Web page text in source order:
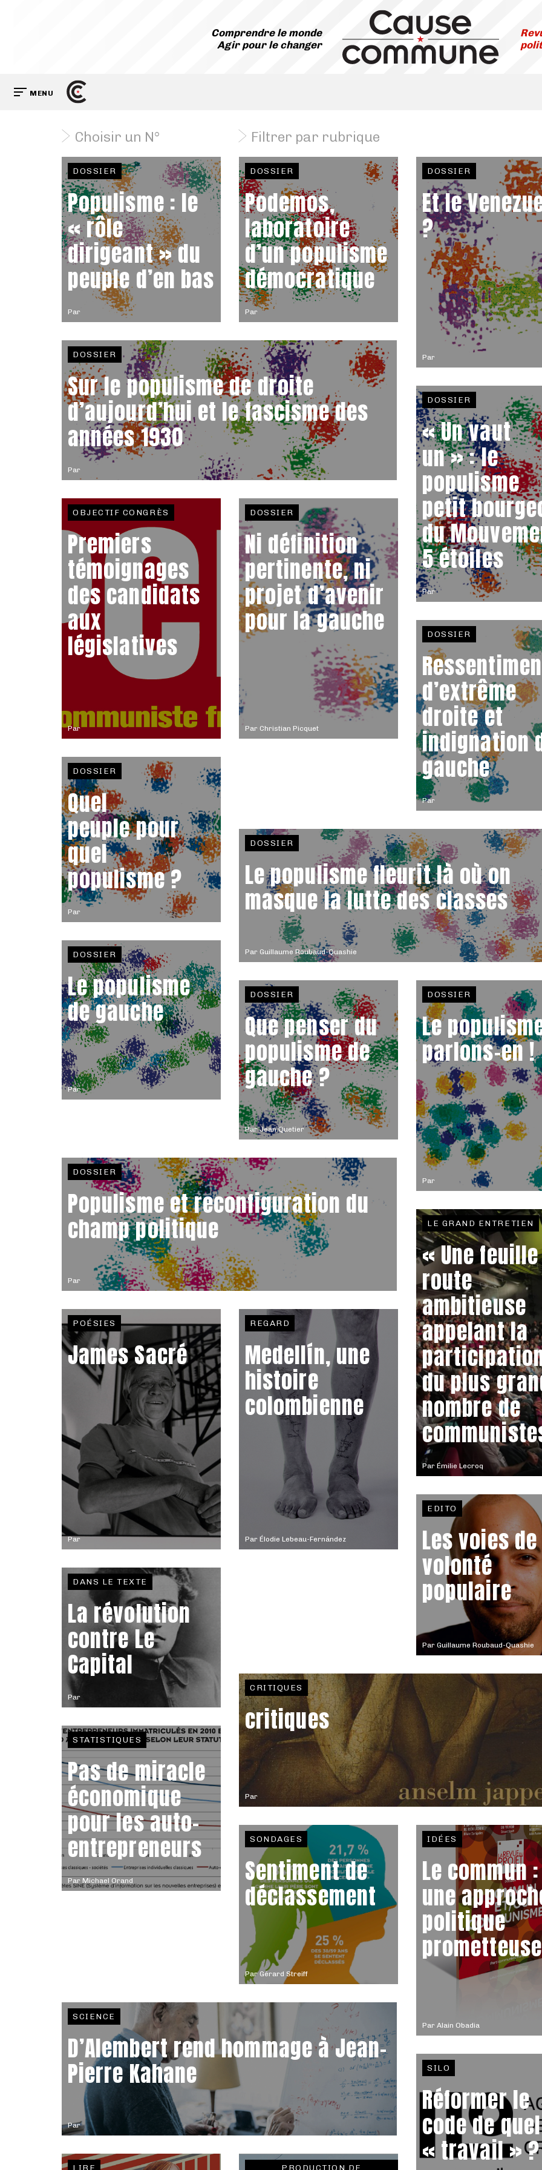
Comprendre le monde
Agir pour le changer
MENU
Choisir un N° Filtrer par rubrique
Par
DOSSIER
Populisme : le
« rôle
dirigeant » du
peuple d’en bas
Par
DOSSIER
Podemos,
laboratoire
d’un populisme
démocratique
Par
DOSSIER
Et le
?
Par
DOSSIER
Sur le populisme de droite
d’aujourd’hui et le fascisme des
années 1930
Par
DOSSIER
« Un vaut
un » : le
populisme
petit
du
5 étoiles
Par
OBJECTIF CONGRÈS
Premiers
témoignages
des candidats
aux
législatives
Par Christian Picquet
DOSSIER
Ni définition
pertinente, ni
projet d’avenir
pour la gauche
Par
DOSSIER
d’extrême
droite et
indignation
gauche
Par
DOSSIER
Quel
peuple pour
quel
populisme ?
Par Guillaume Roubaud-Quashie
DOSSIER
Le populisme fleurit là où on
masque la lutte des classes
Par
DOSSIER
Le populisme
de gauche
ParJean Quetier
DOSSIER
Que penser du
populisme de
gauche ?
Par
DOSSIER
Le
parlons-en !
Par
DOSSIER
Populisme et reconfiguration du
champ politique
Par Émilie Lecroq
LE GRAND ENTRETIEN
« Une
route
ambitieuse
appelant la
du plus
nombre de
Par
POÉSIES
James Sacré
Par Élodie Lebeau-Fernández
REGARD
Medellín, une
histoire
colombienne
Par Guillaume Roubaud-Quashie
EDITO
Les voies
volonté
populaire
Par
DANS LE TEXTE
La révolution
contre Le
Capital
Par
CRITIQUES
critiques
Par Michael Orand
STATISTIQUES
Pas de miracle
économique
pour les auto-
entrepreneurs
ParGérard Streiff
SONDAGES
Sentiment de
déclassement
Par Alain Obadia
IDÉES
Le commun :
une
politique
Par
SCIENCE
D’Alembert rend hommage à Jean-
Pierre Kahane SILO
Réformer le
code de quel
« travail » ?
LIRE PRODUCTION DE